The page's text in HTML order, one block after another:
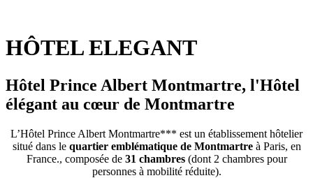
HÔTEL ELEGANT
Hôtel Prince Albert Montmartre, l'Hôtel
élégant au cœur de Montmartre
L’Hôtel Prince Albert Montmartre*** est un établissement hôtelier
situé dans le quartier emblématique de Montmartreà Paris, en
France., composée de 31 chambres(dont 2 chambres pour
personnes à mobilité réduite).